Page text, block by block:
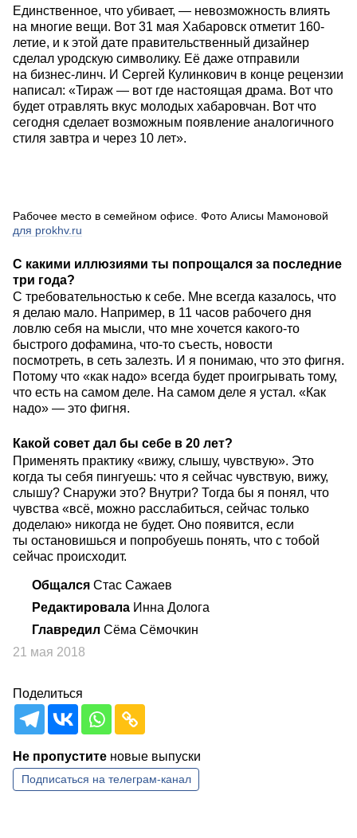
Единственное, что убивает, — невозможность влиять
на многие вещи. Вот 31 мая Хабаровск отметит 160-
летие, и к этой дате правительственный дизайнер
сделал уродскую символику. Её даже отправили
на бизнес-линч. И Сергей Кулинкович в конце рецензии
написал: «Тираж — вот где настоящая драма. Вот что
будет отравлять вкус молодых хабаровчан. Вот что
сегодня сделает возможным появление аналогичного
стиля завтра и через 10 лет».
Рабочее место в семейном офисе. Фото Алисы Мамоновой
для prokhv.ru
С какими иллюзиями ты попрощался за последние
три года?
С требовательностью к себе. Мне всегда казалось, что
я делаю мало. Например, в 11 часов рабочего дня
ловлю себя на мысли, что мне хочется какого-то
быстрого дофамина, что-то съесть, новости
посмотреть, в сеть залезть. И я понимаю, что это фигня.
Потому что «как надо» всегда будет проигрывать тому,
что есть на самом деле. На самом деле я устал. «Как
надо» — это фигня.
Какой совет дал бы себе в 20 лет?
Применять практику «вижу, слышу, чувствую». Это
когда ты себя пингуешь: что я сейчас чувствую, вижу,
слышу? Снаружи это? Внутри? Тогда бы я понял, что
чувства «всё, можно расслабиться, сейчас только
доделаю» никогда не будет. Оно появится, если
ты остановишься и попробуешь понять, что с тобой
сейчас происходит.
Общался Стас Сажаев
Редактировала Инна Долога
Главредил Сёма Сёмочкин
21 мая 2018
Поделиться
Не пропустите новые выпуски
Подписаться на телеграм-канал